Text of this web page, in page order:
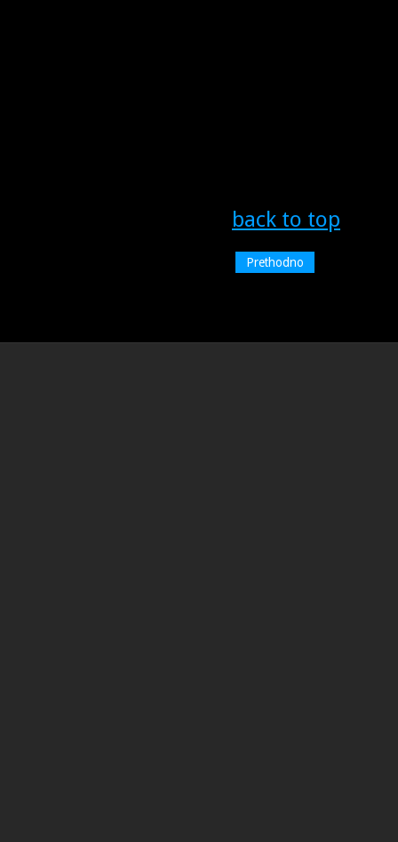
back to top
Prethodno